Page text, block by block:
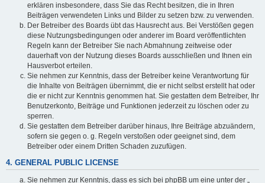
erklären insbesondere, dass Sie das Recht besitzen, die in Ihren
Beiträgen verwendeten Links und Bilder zu setzen bzw. zu verwenden.
Der Betreiber des Boards übt das Hausrecht aus. Bei Verstößen gegen
diese Nutzungsbedingungen oder anderer im Board veröffentlichten
Regeln kann der Betreiber Sie nach Abmahnung zeitweise oder
dauerhaft von der Nutzung dieses Boards ausschließen und Ihnen ein
Hausverbot erteilen.
Sie nehmen zur Kenntnis, dass der Betreiber keine Verantwortung für
die Inhalte von Beiträgen übernimmt, die er nicht selbst erstellt hat oder
die er nicht zur Kenntnis genommen hat. Sie gestatten dem Betreiber, Ihr
Benutzerkonto, Beiträge und Funktionen jederzeit zu löschen oder zu
sperren.
Sie gestatten dem Betreiber darüber hinaus, Ihre Beiträge abzuändern,
sofern sie gegen o. g. Regeln verstoßen oder geeignet sind, dem
Betreiber oder einem Dritten Schaden zuzufügen.
4. GENERAL PUBLIC LICENSE
Sie nehmen zur Kenntnis, dass es sich bei phpBB um eine unter der „